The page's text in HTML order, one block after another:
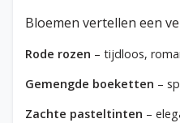
Bloemen vertellen een
Rode rozen – tijdloos,
Gemengde boeketten –
Zachte pasteltinten –